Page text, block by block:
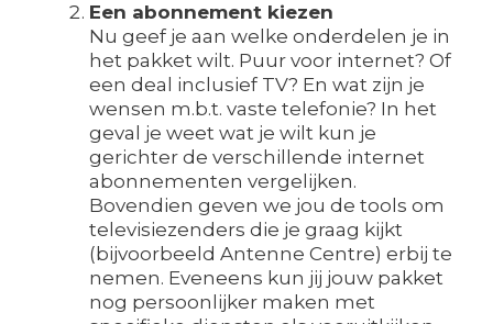
Een abonnement kiezen
Nu geef je aan welke onderdelen je in
het pakket wilt. Puur voor internet? Of
een deal inclusief TV? En wat zijn je
wensen m.b.t. vaste telefonie? In het
geval je weet wat je wilt kun je
gerichter de verschillende internet
abonnementen vergelijken.
Bovendien geven we jou de tools om
televisiezenders die je graag kijkt
(bijvoorbeeld Antenne Centre) erbij te
nemen. Eveneens kun jij jouw pakket
nog persoonlijker maken met